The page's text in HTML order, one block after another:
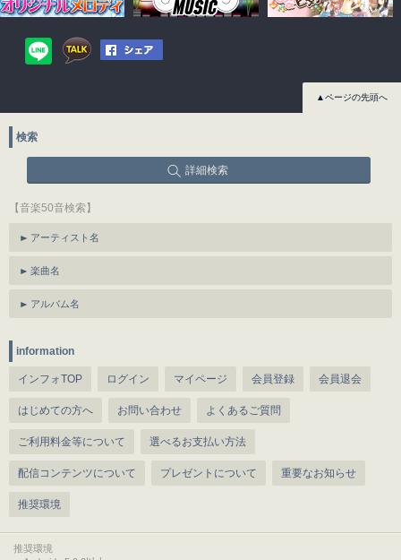
▲ページの先頭へ
検索
詳細検索
【音楽50音検索】
アーティスト名
楽曲名
アルバム名
information
インフォTOP ログイン マイページ 会員登録 会員退会
はじめての方へ お問い合わせ よくあるご質問
ご利用料金等について 選べるお支払い方法
配信コンテンツについて プレゼントについて 重要なお知らせ
推奨環境
推奨環境